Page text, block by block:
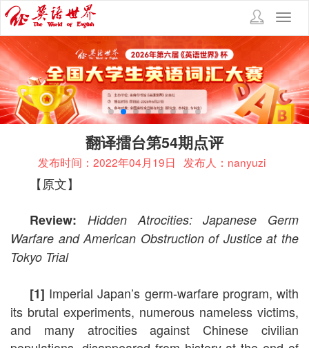
翻译擂台第54期点评
发布时间：2022年04月19日 发布人：nanyuzi
【原文】
Review: Hidden Atrocities: Japanese Germ
Warfare and American Obstruction of Justice at the
Tokyo Trial
[1] Imperial Japan’s germ-warfare program, with
its brutal experiments, numerous nameless victims,
and many atrocities against Chinese civilian